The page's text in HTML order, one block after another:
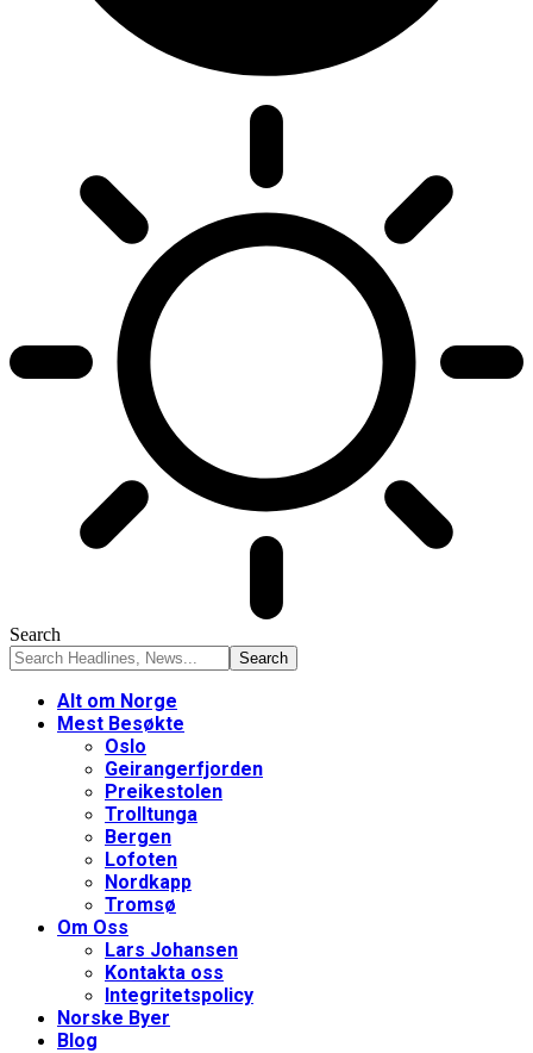
Search
Alt om Norge
Mest Besøkte
Oslo
Geirangerfjorden
Preikestolen
Trolltunga
Bergen
Lofoten
Nordkapp
Tromsø
Om Oss
Lars Johansen
Kontakta oss
Integritetspolicy
Norske Byer
Blog